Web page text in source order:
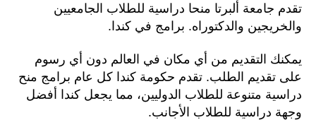
تقدم جامعة ألبرتا منحا دراسية للطلاب الجامعيين
والخريجين والدكتوراه. برامج في كندا.
يمكنك التقديم من أي مكان في العالم دون أي رسوم
على تقديم الطلب. تقدم حكومة كندا كل عام برامج منح
دراسية متنوعة للطلاب الدوليين، مما يجعل كندا أفضل
وجهة دراسية للطلاب الأجانب.